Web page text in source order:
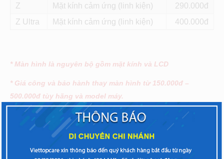
Z
Mặt kính cảm ứng (linh kiện)
290
Z Ultra
Mặt kính cảm ứng (linh kiện) 400
* Màn hình là nguyên bộ gồm mặt kính và LCD
* Giá công và bảo hành thay màn hình từ 150.000đ –
500.000đ tùy hãng và model máy.
Quy trình làm việc tại Viettopcare diễn ra như